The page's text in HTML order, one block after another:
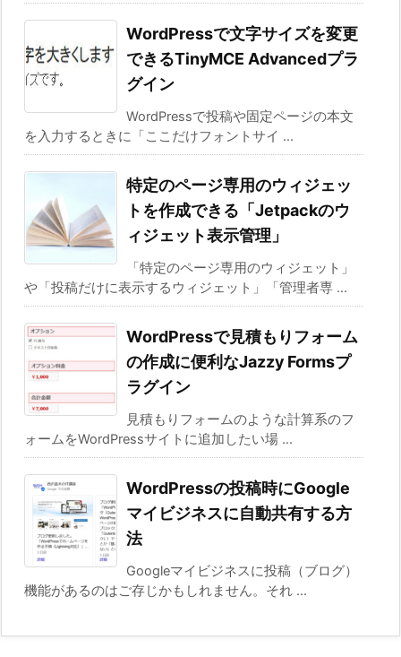
WordPressで文字サイズを変更
できるTinyMCE Advancedプラ
グイン
WordPressで投稿や固定ページの本文
を入力するときに「ここだけフォントサイ ...
特定のページ専用のウィジェッ
トを作成できる「Jetpackのウ
ィジェット表示管理」
「特定のページ専用のウィジェット」
や「投稿だけに表示するウィジェット」「管理者専 ...
WordPressで見積もりフォーム
の作成に便利なJazzy Formsプ
ラグイン
見積もりフォームのような計算系のフ
ォームをWordPressサイトに追加したい場 ...
WordPressの投稿時にGoogle
マイビジネスに自動共有する方
法
Googleマイビジネスに投稿（ブログ）
機能があるのはご存じかもしれません。それ ...